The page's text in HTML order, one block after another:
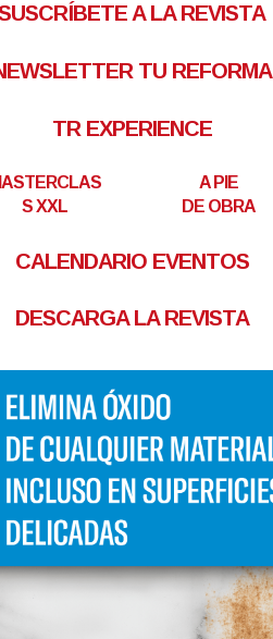
A LA REVISTA
TU REFORMA
TR EXPERIENCE
S XXL
A PIE
DE OBRA
CALENDARIO EVENTOS
DESCARGA LA REVISTA